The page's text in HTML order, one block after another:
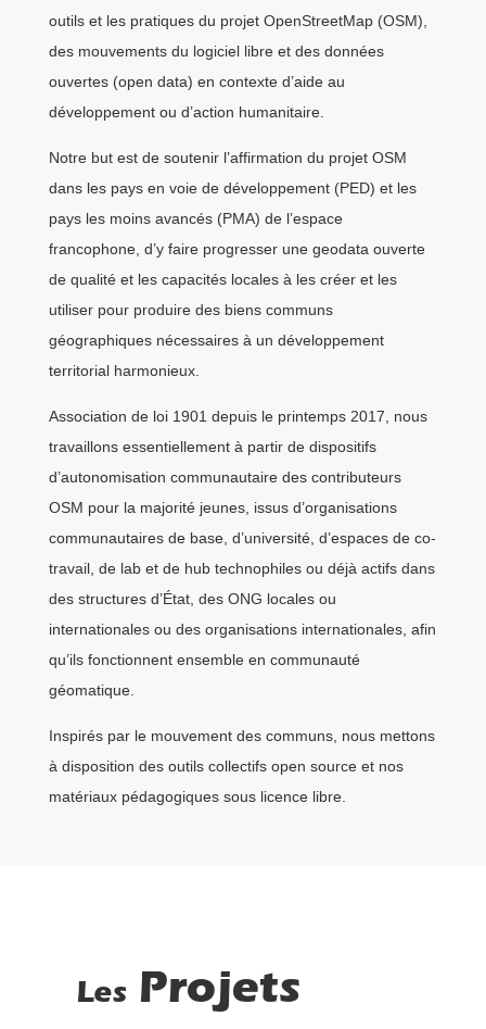
outils et les pratiques du projet OpenStreetMap (OSM),
des mouvements du logiciel libre et des données
ouvertes (open data) en contexte d’aide au
développement ou d’action humanitaire.
Notre but est de soutenir l’affirmation du projet OSM
dans les pays en voie de développement (PED) et les
pays les moins avancés (PMA) de l’espace
francophone, d’y faire progresser une geodata ouverte
de qualité et les capacités locales à les créer et les
utiliser pour produire des biens communs
géographiques nécessaires à un développement
territorial harmonieux.
Association de loi 1901 depuis le printemps 2017, nous
travaillons essentiellement à partir de dispositifs
d’autonomisation communautaire des contributeurs
OSM pour la majorité jeunes, issus d’organisations
communautaires de base, d’université, d’espaces de co-
travail, de lab et de hub technophiles ou déjà actifs dans
des structures d’État, des ONG locales ou
internationales ou des organisations internationales, afin
qu’ils fonctionnent ensemble en communauté
géomatique.
Inspirés par le mouvement des communs, nous mettons
à disposition des outils collectifs open source et nos
matériaux pédagogiques sous licence libre.
Les Projets